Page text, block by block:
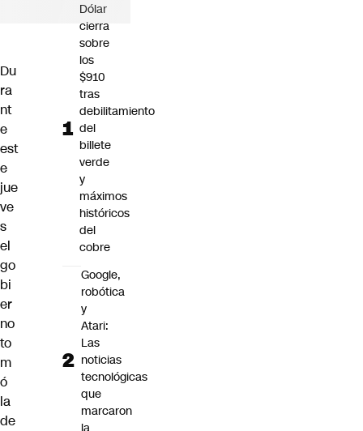
Du
ra
nt
e
est
e
jue
ve
s
el
go
bi
er
no
to
m
ó
la
de
Dólar
cierra
sobre
los
$910
tras
debilitamiento
del
billete
verde
y
máximos
históricos
del
cobre
Google,
robótica
y
Atari:
Las
noticias
tecnológicas
que
marcaron
la